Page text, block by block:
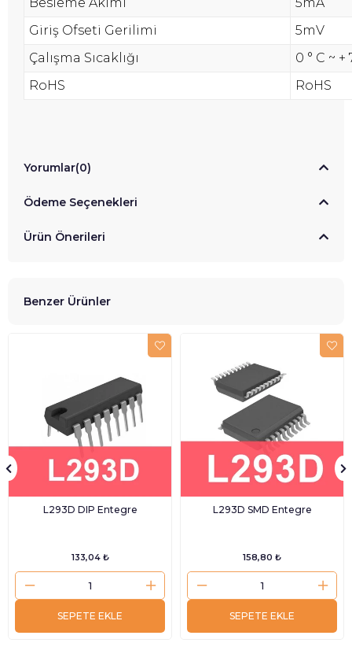
Giriş Ofseti Gerilimi
5mV
Çalışma Sıcaklığı
0 ° C ~ +
RoHS
RoHS
Yorumlar(0)
Ödeme Seçenekleri
Ürün Önerileri
Benzer Ürünler
L293D DIP Entegre
133,04 ₺
SEPETE EKLE
L293D SMD Entegre
158,80 ₺
SEPETE EKLE